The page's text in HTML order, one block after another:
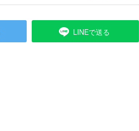
LINEで送る